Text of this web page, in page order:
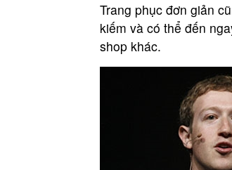
Trang phục đơn giản
kiếm và có thể đến
shop khác.